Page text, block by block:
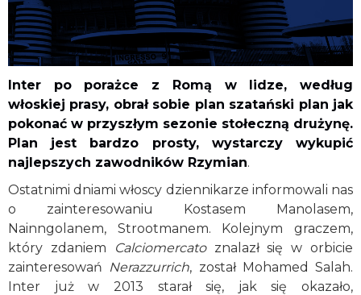
Inter po porażce z Romą w lidze, według
włoskiej prasy, obrał sobie plan szatański plan jak
pokonać w przyszłym sezonie stołeczną drużynę.
Plan jest bardzo prosty, wystarczy wykupić
najlepszych zawodników Rzymian.
Ostatnimi dniami włoscy dziennikarze informowali nas
o zainteresowaniu Kostasem Manolasem,
Nainngolanem, Strootmanem. Kolejnym graczem,
który zdaniem
Calciomercato znalazł się w orbicie
zainteresowań Nerazzurrich, został Mohamed Salah.
Inter już w 2013 starał się, jak się okazało,